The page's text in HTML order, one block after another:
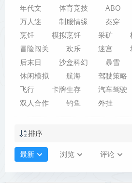
年代文
体育竞技 ABO
万人迷
制服情缘 秦穿
烹饪
模拟烹饪 采矿
冒险闯关
欢乐 迷宫
后末日
沙盒科幻 暴雪
休闲模拟
航海 驾驶策略
飞行
卡牌生存 汽车驾驶
双人合作
钓鱼 外挂
排序
最新 浏览 评论